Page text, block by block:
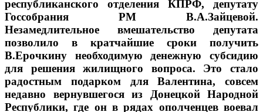
республиканского отделения КПРФ, депутату
Госсобрания РМ В.А.Зайцевой.
Незамедлительное вмешательство депутата
позволило в кратчайшие сроки получить
В.Ерочкину необходимую денежную субсидию
для решения жилищного вопроса. Это стало
радостным подарком для Валентина, совсем
недавно вернувшегося из Донецкой Народной
Республики, где он в рядах ополченцев воевал